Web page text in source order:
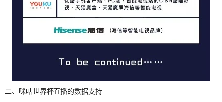
二、咪咕世界杯直播的数据支持